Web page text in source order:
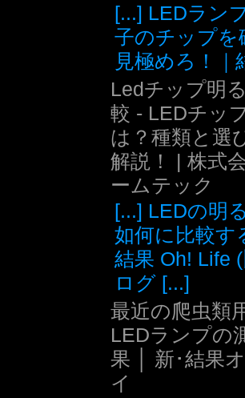
[...] LEDラン
子のチップを
見極めろ！｜
Ledチップ明
較 - LEDチッ
は？種類と選
解説！ | 株式
ームテック
[...] LEDの明
如何に比較す
結果 Oh! Life
ログ [...]
最近の爬虫類
LEDランプの
果 │ 新･結果
イ